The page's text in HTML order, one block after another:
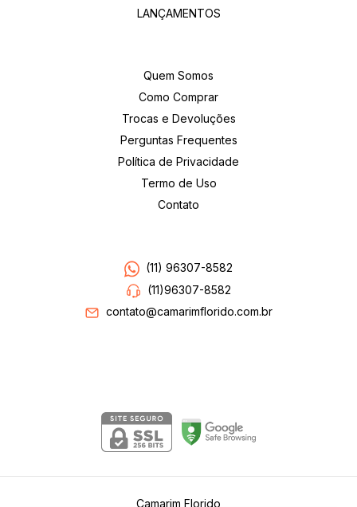
LANÇAMENTOS
Quem Somos
Como Comprar
Trocas e Devoluções
Perguntas Frequentes
Política de Privacidade
Termo de Uso
Contato
(11) 96307-8582
(11)96307-8582
contato@camarimflorido.com.br
Camarim Florido